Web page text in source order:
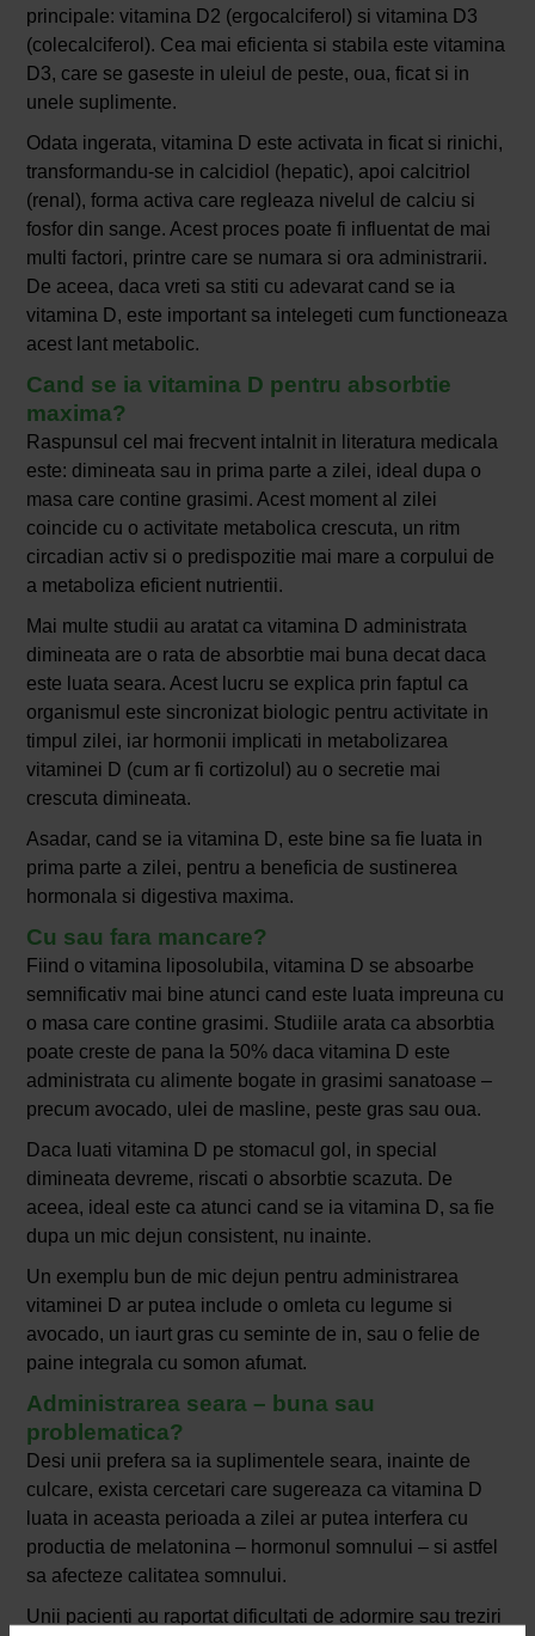
principale: vitamina D2 (ergocalciferol) si vitamina D3
(colecalciferol). Cea mai eficienta si stabila este vitamina
D3, care se gaseste in uleiul de peste, oua, ficat si in
unele suplimente.
Odata ingerata, vitamina D este activata in ficat si rinichi,
transformandu-se in calcidiol (hepatic), apoi calcitriol
(renal), forma activa care regleaza nivelul de calciu si
fosfor din sange. Acest proces poate fi influentat de mai
multi factori, printre care se numara si ora administrarii.
De aceea, daca vreti sa stiti cu adevarat cand se ia
vitamina D, este important sa intelegeti cum functioneaza
acest lant metabolic.
Cand se ia vitamina D pentru absorbtie
maxima?
Raspunsul cel mai frecvent intalnit in literatura medicala
este: dimineata sau in prima parte a zilei, ideal dupa o
masa care contine grasimi. Acest moment al zilei
coincide cu o activitate metabolica crescuta, un ritm
circadian activ si o predispozitie mai mare a corpului de
a metaboliza eficient nutrientii.
Mai multe studii au aratat ca vitamina D administrata
dimineata are o rata de absorbtie mai buna decat daca
este luata seara. Acest lucru se explica prin faptul ca
organismul este sincronizat biologic pentru activitate in
timpul zilei, iar hormonii implicati in metabolizarea
vitaminei D (cum ar fi cortizolul) au o secretie mai
crescuta dimineata.
Asadar, cand se ia vitamina D, este bine sa fie luata in
prima parte a zilei, pentru a beneficia de sustinerea
hormonala si digestiva maxima.
Cu sau fara mancare?
Fiind o vitamina liposolubila, vitamina D se absoarbe
semnificativ mai bine atunci cand este luata impreuna cu
o masa care contine grasimi. Studiile arata ca absorbtia
poate creste de pana la 50% daca vitamina D este
administrata cu alimente bogate in grasimi sanatoase –
precum avocado, ulei de masline, peste gras sau oua.
Daca luati vitamina D pe stomacul gol, in special
dimineata devreme, riscati o absorbtie scazuta. De
aceea, ideal este ca atunci cand se ia vitamina D, sa fie
dupa un mic dejun consistent, nu inainte.
Un exemplu bun de mic dejun pentru administrarea
vitaminei D ar putea include o omleta cu legume si
avocado, un iaurt gras cu seminte de in, sau o felie de
paine integrala cu somon afumat.
Administrarea seara – buna sau
problematica?
Desi unii prefera sa ia suplimentele seara, inainte de
culcare, exista cercetari care sugereaza ca vitamina D
luata in aceasta perioada a zilei ar putea interfera cu
productia de melatonina – hormonul somnului – si astfel
sa afecteze calitatea somnului.
Unii pacienti au raportat dificultati de adormire sau treziri